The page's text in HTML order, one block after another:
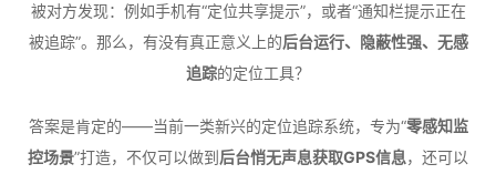
被对方发现：例如手机有“定位共享提示”，或者“通知栏提示正在
被追踪”。那么，有没有真正意义上的后台运行、隐蔽性强、无感
追踪的定位工具？
答案是肯定的——当前一类新兴的定位追踪系统，专为“零感知监
控场景”打造，不仅可以做到后台悄无声息获取GPS信息，还可以